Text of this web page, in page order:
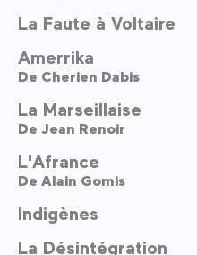
La Faute à Voltaire
Amerrika
De Cherien Dabis
La Marseillaise
De Jean Renoir
L'Afrance
De Alain Gomis
Indigènes
La Désintégration